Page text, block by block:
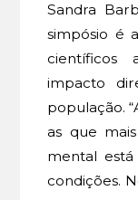
Sandra
simpósio é
científicos
impacto
população.
as que
mental está
condições.